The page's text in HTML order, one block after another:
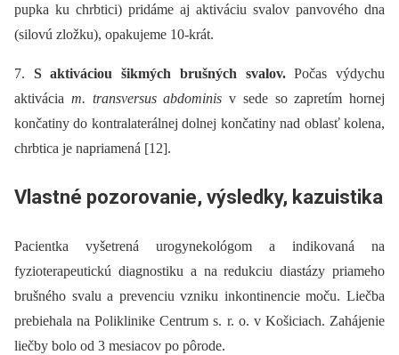
pupka ku chrbtici) pridáme aj aktiváciu svalov panvového dna
(silovú zložku), opakujeme 10-krát.
7. S aktiváciou šikmých brušných svalov.Počas výdychu
aktivácia m. transversus abdominis v sede so zapretím hornej
končatiny do kontralaterálnej dolnej končatiny nad oblasť kolena,
chrbtica je napriamená [12].
Vlastné pozorovanie, výsledky, kazuistika
Pacientka vyšetrená urogynekológom a indikovaná na
fyzioterapeutickú diagnostiku a na redukciu diastázy priameho
brušného svalu a prevenciu vzniku inkontinencie moču. Liečba
prebiehala na Poliklinike Centrum s. r. o. v Košiciach. Zahájenie
liečby bolo od 3 mesiacov po pôrode.